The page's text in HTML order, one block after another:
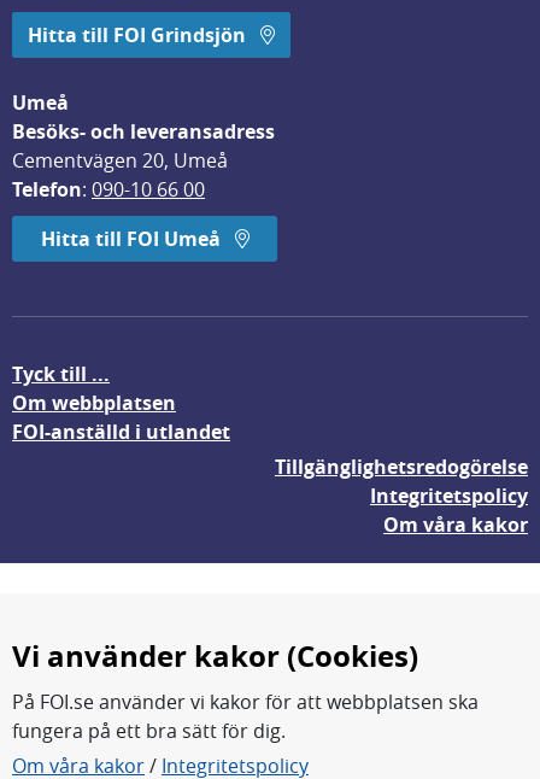
Hitta till FOI Grindsjön
Umeå
Besöks- och leveransadress
Cementvägen 20, Umeå
Telefon: 090-10 66 00
Hitta till FOI Umeå
Tyck till ...
Om webbplatsen
FOI-anställd i utlandet
Tillgänglighetsredogörelse
Integritetspolicy
Om våra kakor
FOI forskar för en säkrare värld.
Vi använder kakor (Cookies)
På FOI.se använder vi kakor för att webbplatsen ska
fungera på ett bra sätt för dig.
Om våra kakor/ Integritetspolicy